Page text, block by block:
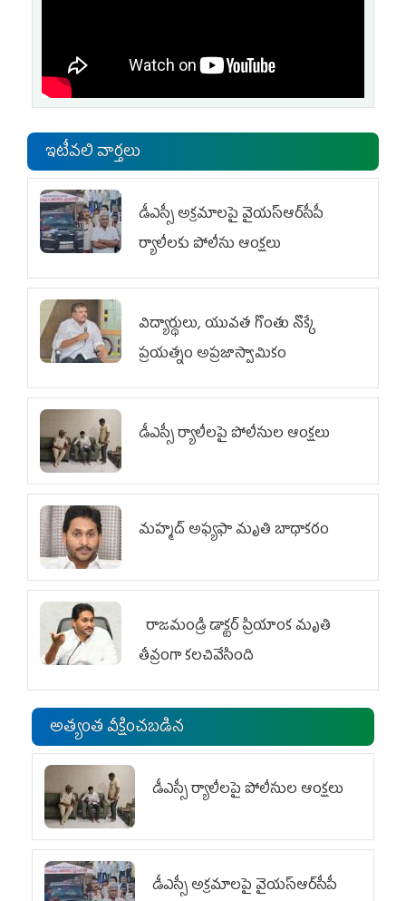
ఇటీవలి వార్తలు
డీఎస్సీ అక్రమాలపై వైయ‌స్ఆర్‌సీపీ
ర్యాలీలకు పోలీసు ఆంక్షలు
విద్యార్థులు, యువత గొంతు నొక్కే
ప్రయత్నం అప్రజాస్వామికం
డీఎస్సీ ర్యాలీలపై పోలీసుల ఆంక్షలు
మహ్మద్‌ అఫ్యఫా మృతి బాధాకరం
రాజమండ్రి డాక్టర్‌ ప్రియాంక మృతి
తీవ్రంగా కలచివేసింది
అత్యంత వీక్షించబడిన
డీఎస్సీ ర్యాలీలపై పోలీసుల ఆంక్షలు
డీఎస్సీ అక్రమాలపై వైయ‌స్ఆర్‌సీపీ